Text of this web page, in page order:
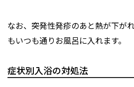
なお、突発性発疹のあと熱が下が
もいつも通りお風呂に入れます。
症状別入浴の対処法